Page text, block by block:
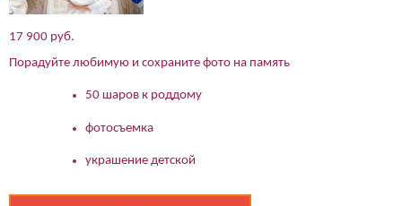
Ваше имя:*
17 900 руб.
Порадуйте любимую и сохраните фото на память
50 шаров к роддому
фотосъемка
украшение детской